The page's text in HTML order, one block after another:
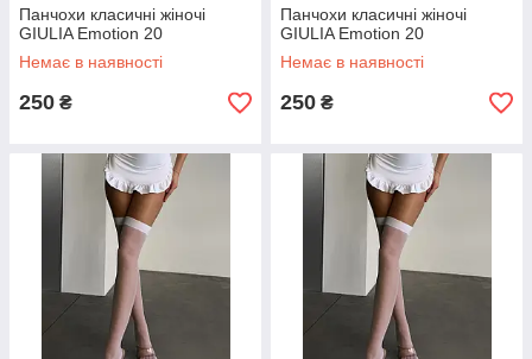
Панчохи класичні жіночі
GIULIA Emotion 20
Немає в наявності
250 ₴
Панчохи класичні жіночі
GIULIA Emotion 20
Немає в наявності
250 ₴